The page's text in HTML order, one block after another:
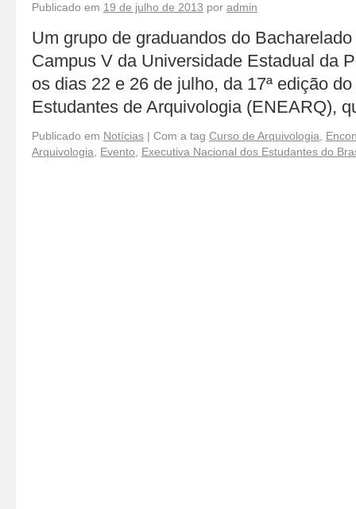
Publicado em 19 de julho de 2013 por admin
Um grupo de graduandos do
Campus V da Universidade Estadual da
os dias 22 e 26 de julho, da 17ª edição
Estudantes de Arquivologia (ENEARQ),
Publicado em Notícias | Com a tag Curso de Arquivologia
Arquivologia
Evento Executiva Nacional dos Estudantes do